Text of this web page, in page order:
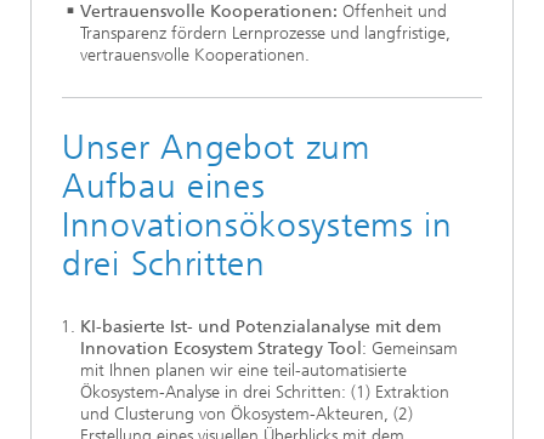
Vertrauensvolle Kooperationen: Offenheit und
Transparenz fördern Lernprozesse und langfristige,
vertrauensvolle Kooperationen.
Unser Angebot zum
Aufbau eines
Innovationsökosystems in
drei Schritten
KI-basierte Ist- und Potenzialanalyse mit dem
Innovation Ecosystem Strategy Tool : Gemeinsam
mit Ihnen planen wir eine teil-automatisierte
Ökosystem-Analyse in drei Schritten: (1) Extraktion
und Clusterung von Ökosystem-Akteuren, (2)